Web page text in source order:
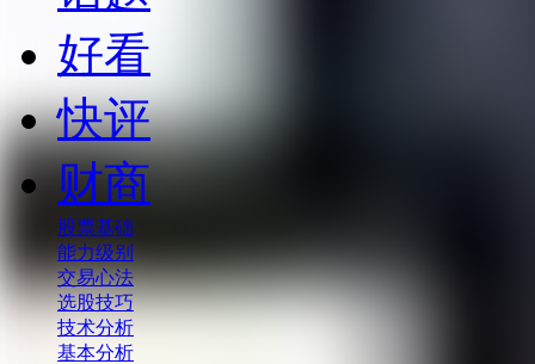
好看
快评
财商
股票基础
能力级别
交易心法
选股技巧
技术分析
基本分析